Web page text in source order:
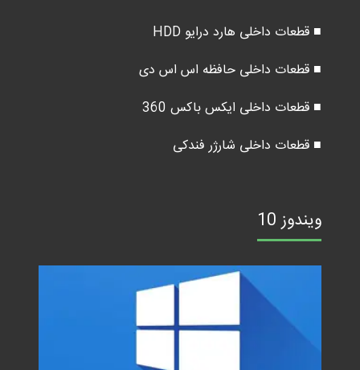
■ قطعات داخلی هارد درایو HDD
■ قطعات داخلی حافظه اس اس دی
■ قطعات داخلی ایکس باکس 360
■ قطعات داخلی شارژر فندکی
ویندوز 10